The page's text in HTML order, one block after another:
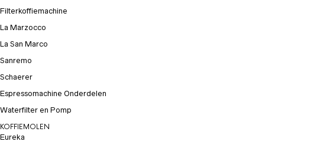
Filterkoffiemachine
La Marzocco
La San Marco
Sanremo
Schaerer
Espressomachine Onderdelen
Waterfilter en Pomp
KOFFIEMOLEN
Eureka